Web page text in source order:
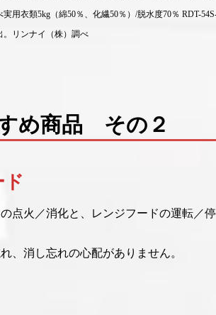
用衣類5kg（綿50％、化繊50％）/脱水度70％ RDT-
。リンナイ（株）調べ
すめ
点火／消化と、レンジフードの運転／
します。
、消し忘れの心配がありません。